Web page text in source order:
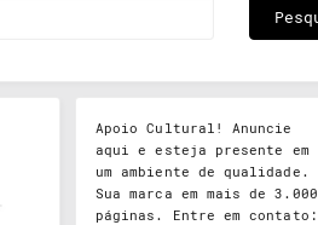
Apoio Cultural! Anuncie
aqui e esteja presente em
um ambiente de qualidade.
Sua marca em mais de 3.000
páginas. Entre em contato: